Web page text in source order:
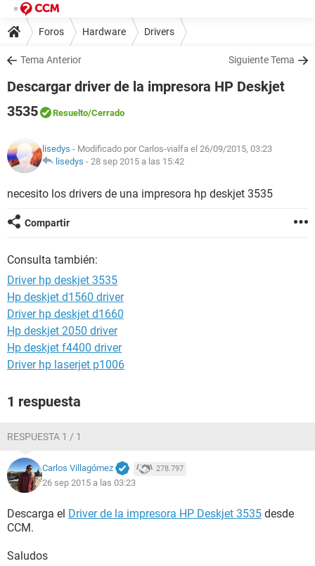
Foros Hardware Drivers
Tema Anterior Siguiente Tema
Descargar driver de la impresora HP Deskjet
3535
Resuelto/Cerrado
lisedys - Modificado por Carlos-vialfa el 26/09/2015, 03:23
lisedys - 28 sep 2015 a las 15:42
necesito los drivers de una impresora hp deskjet 3535
Compartir
Consulta también:
Driver hp deskjet 3535
Hp deskjet d1560 driver
Driver hp deskjet d1660
Hp deskjet 2050 driver
Hp deskjet f4400 driver
Driver hp laserjet p1006
1 respuesta
RESPUESTA 1 / 1
Carlos Villagómez 278.797
26 sep 2015 a las 03:23
Descarga el Driver de la impresora HP Deskjet 3535 desde
CCM.
Saludos